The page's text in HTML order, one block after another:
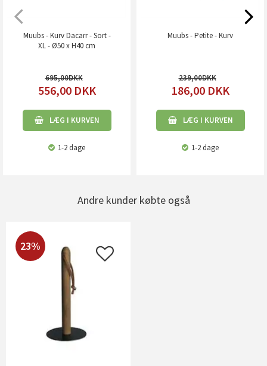
Muubs - Kurv Dacarr - Sort -
XL - Ø50 x H40 cm
695,00
556,00 DKK
LÆG I KURVEN
1-2 dage
Muubs - Petite - Kurv
239,00
186,00 DKK
LÆG I KURVEN
1-2 dage
Andre kunder købte også
23%